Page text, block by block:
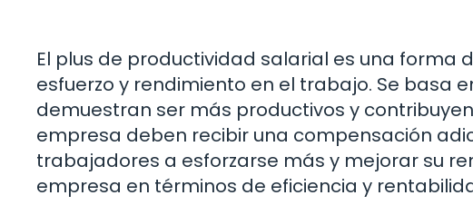
El plus de productividad salarial es una
esfuerzo y rendimiento en el trabajo. Se basa
demuestran ser más productivos y
empresa deben recibir una compensación
trabajadores a esforzarse más y mejorar su
empresa en términos de eficiencia y